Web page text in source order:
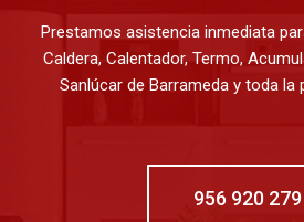
Prestamos asistencia inmediata
Caldera, Calentador, Termo,
Sanlúcar de Barrameda y toda la
956 920 279